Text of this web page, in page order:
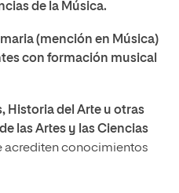
de la Música.
(mención en Música)
con formación musical
Historia del Arte u otras
las Artes y las Ciencias
acrediten conocimientos